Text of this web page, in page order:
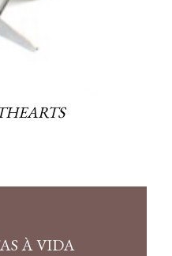
À VIDA